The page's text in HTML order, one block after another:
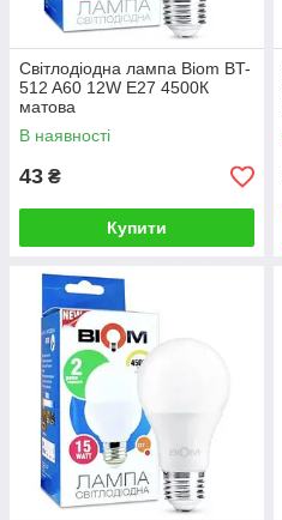
Світлодіодна лампа Biom BT-
512 A60 12W E27 4500К
матова
В наявності
43 ₴
Купити